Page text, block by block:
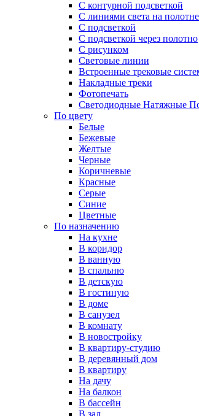
С контурной подсветкой
С линиями света на полотне
С подсветкой
С подсветкой через полотно
С рисунком
Световые линии
Встроенные трековые
Накладные треки
Фотопечать
Светодиодные Натяжные
По цвету
Белые
Бежевые
Желтые
Черные
Коричневые
Красные
Серые
Синие
Цветные
По назначению
На кухне
В коридор
В ванную
В спальню
В детскую
В гостиную
В доме
В санузел
В комнату
В новостройку
В квартиру-студию
В деревянный дом
В квартиру
На дачу
На балкон
В бассейн
В зал